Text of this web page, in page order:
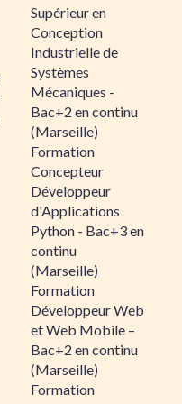
Supérieur en
Conception
Industrielle de
Systèmes
Mécaniques -
Bac+2 en continu
(Marseille)
Formation
Concepteur
Développeur
d'Applications
Python - Bac+3 en
continu
(Marseille)
Formation
Développeur Web
et Web Mobile –
Bac+2 en continu
(Marseille)
Formation